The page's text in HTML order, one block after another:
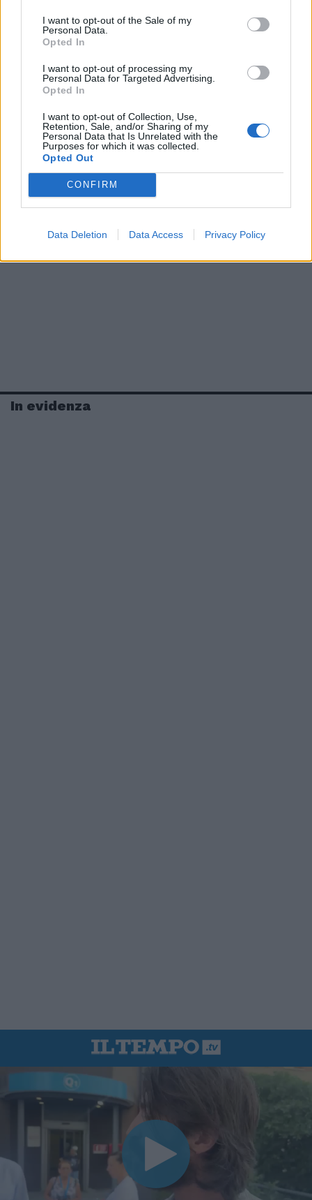
I want to opt-out of the Sale of my
Personal Data.
Opted In
I want to opt-out of processing my
Personal Data for Targeted Advertising.
Opted In
I want to opt-out of Collection, Use,
Retention, Sale, and/or Sharing of my
Personal Data that Is Unrelated with the
Purposes for which it was collected.
Opted Out
CONFIRM
Data Deletion Data Access Privacy Policy
In evidenza